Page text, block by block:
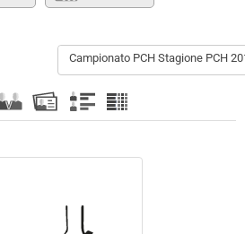
Campionato PCH Stagione PCH